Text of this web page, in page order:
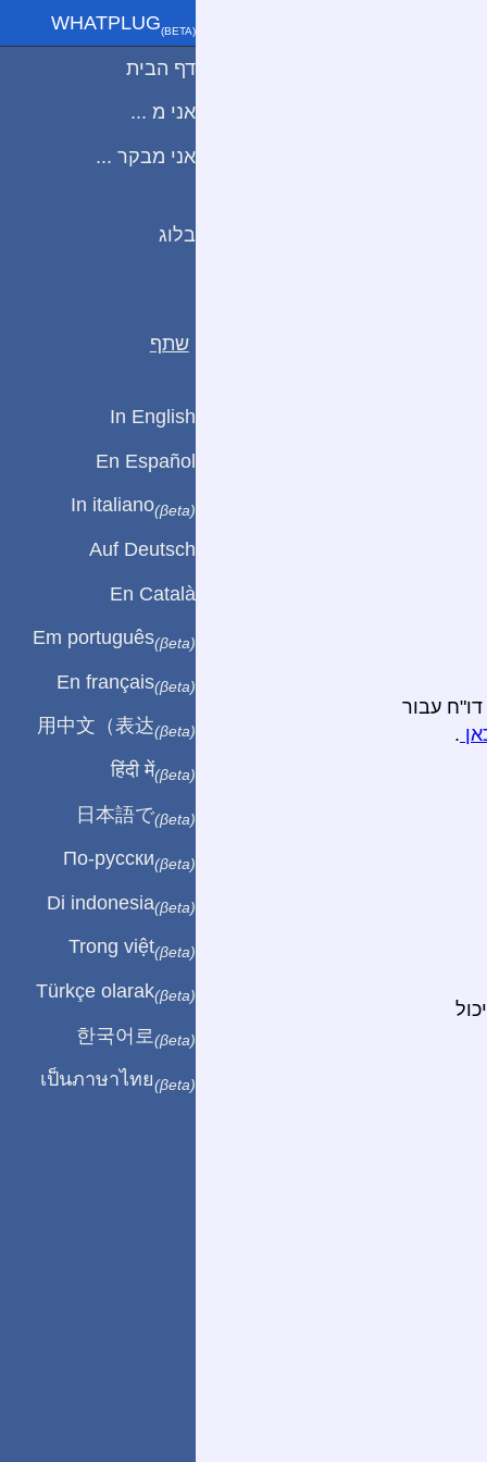
עבור
.
WHATPLUG(ΒETA)
דף הבית
אני מ ...
אני מבקר ...
בלוג
שתף
In English
En Español
In italiano(βeta)
Auf Deutsch
En Català
Em português(βeta)
En français(βeta)
用中文（表达(βeta)
हिंदी में(βeta)
日本語で(βeta)
По-русски(βeta)
Di indonesia(βeta)
Trong việt(βeta)
Türkçe olarak(βeta)
한국어로 (βeta)
เป็นภาษาไทย(βeta)